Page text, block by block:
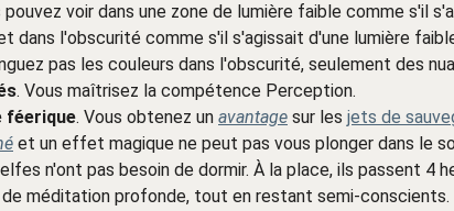
voir dans une zone de lumière faible comme s'il
dans l'obscurité comme s'il s'agissait d'une lumière
pas les couleurs dans l'obscurité, seulement des
. Vous maîtrisez la compétence Perception.
féerique. Vous obtenez un avantage sur les jets de
et un effet magique ne peut pas vous plonger dans le
n'ont pas besoin de dormir. À la place, ils passent 4
méditation profonde, tout en restant semi-